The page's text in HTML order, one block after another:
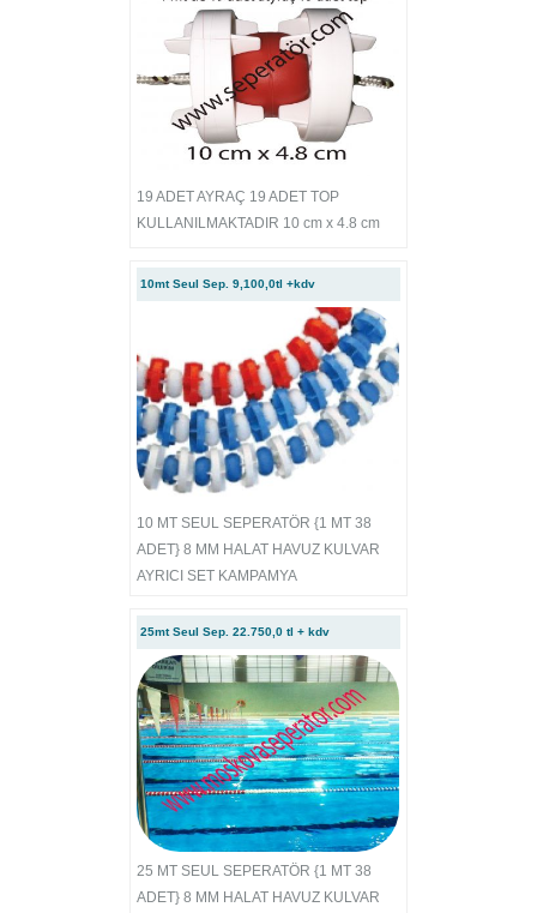
19 ADET AYRAÇ 19 ADET TOP
KULLANILMAKTADIR 10 cm x 4.8 cm
10mt Seul Sep. 9,100,0tl +kdv
10 MT SEUL SEPERATÖR {1 MT 38
ADET} 8 MM HALAT HAVUZ KULVAR
AYRICI SET KAMPAMYA
25mt Seul Sep. 22.750,0 tl + kdv
25 MT SEUL SEPERATÖR {1 MT 38
ADET} 8 MM HALAT HAVUZ KULVAR